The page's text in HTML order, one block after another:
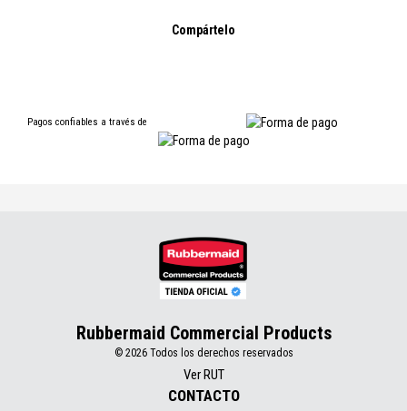
Compártelo
Pagos confiables a través de
Rubbermaid Commercial Products
© 2026 Todos los derechos reservados
Ver RUT
CONTACTO